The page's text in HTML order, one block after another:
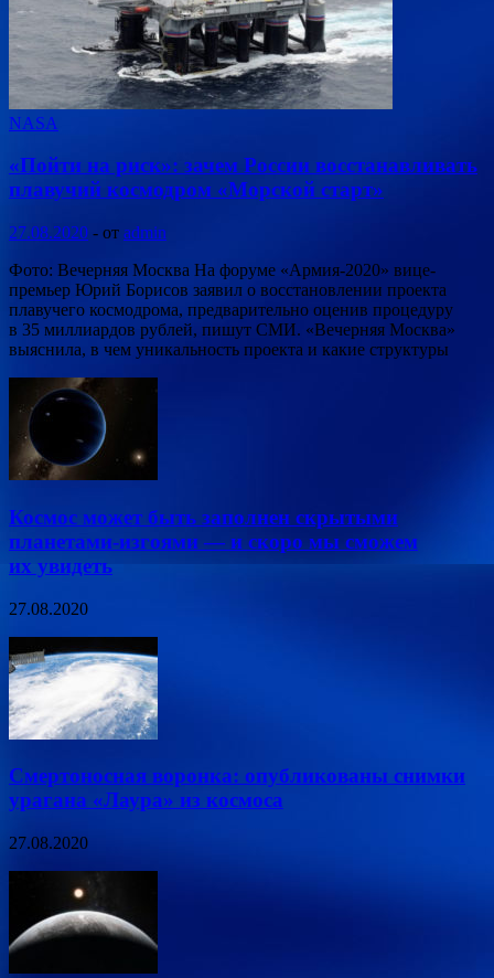
NASA
«Пойти на риск»: зачем России восстанавливать
плавучий космодром «Морской старт»
27.08.2020 - от admin
Фото: Вечерняя Москва На форуме «Армия-2020» вице-
премьер Юрий Борисов заявил о восстановлении проекта
плавучего космодрома, предварительно оценив процедуру
в 35 миллиардов рублей, пишут СМИ. «Вечерняя Москва»
выяснила, в чем уникальность проекта и какие структуры
Космос может быть заполнен скрытыми
планетами-изгоями — и скоро мы сможем
их увидеть
27.08.2020
Смертоносная воронка: опубликованы снимки
урагана «Лаура» из космоса
27.08.2020